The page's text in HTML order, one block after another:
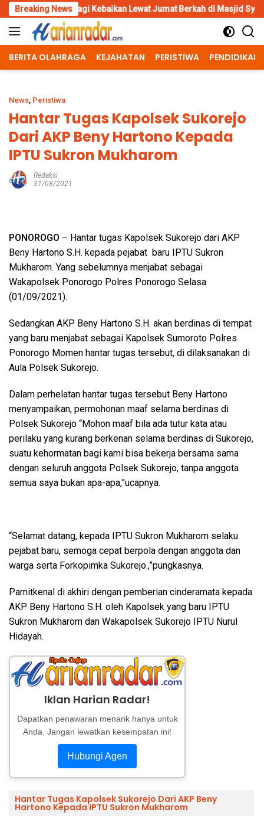
Skip
to
content
Breaking News
Kebaikan Lewat Jumat Berkah di Masjid Syekh Ahmad Ibrahim
BERITA OLAHRAGA KEJAHATAN PERISTIWA PENDIDIKAN
News, Peristiwa
Hantar Tugas Kapolsek Sukorejo
Dari AKP Beny Hartono Kepada
IPTU Sukron Mukharom
Redaksi
31/08/2021
PONOROGO – Hantar tugas Kapolsek Sukorejo dari AKP
Beny Hartono S.H. kepada pejabat baru IPTU Sukron
Mukharom. Yang sebelumnya menjabat sebagai
Wakapolsek Ponorogo Polres Ponorogo Selasa
(01/09/2021).
Sedangkan AKP Beny Hartono S.H. akan berdinas di tempat
yang baru menjabat sebagai Kapolsek Sumoroto Polres
Ponorogo Momen hantar tugas tersebut, di dilaksanakan di
Aula Polsek Sukorejo.
Dalam perhelatan hantar tugas tersebut Beny Hartono
menyampaikan, permohonan maaf selama berdinas di
Polsek Sukorejo “Mohon maaf bila ada tutur kata atau
perilaku yang kurang berkenan selama berdinas di Sukorejo,
suatu kehormatan bagi kami bisa bekerja bersama sama
dengan seluruh anggota Polsek Sukorejo, tanpa anggota
semua saya bukan apa-apa,”ucapnya.
“Selamat datang, kepada IPTU Sukron Mukharom selaku
pejabat baru, semoga cepat berpola dengan anggota dan
warga serta Forkopimka Sukorejo.,”pungkasnya.
Pamitkenal di akhiri dengan pemberian cinderamata kepada
AKP Beny Hartono S.H. oleh Kapolsek yang baru IPTU
Sukron Mukharom dan Wakapolsek Sukorejo IPTU Nurul
Hidayah.
Iklan Harian Radar!
Dapatkan penawaran menarik hanya untuk
Anda. Jangan lewatkan kesempatan ini!
Hubungi Agen
Hantar Tugas Kapolsek Sukorejo Dari AKP Beny
Hartono Kepada IPTU Sukron Mukharom